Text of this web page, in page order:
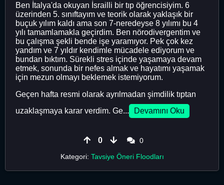
Ben İtalya'da okuyan İsrailli bir tıp öğrencisiyim. 6
üzerinden 5. sınıftayım ve teorik olarak yaklaşık bir
buçuk yılım kaldı ama son 7-neredeyse 8 yılımı bu 4
yılı tamamlamakla geçirdim. Ben nörodivergentim ve
bu çalışma şekli bende işe yaramıyor. Pek çok kez
yandım ve 7 yıldır kendimle mücadele ediyorum ve
bundan bıktım. Sürekli stres içinde yaşamaya devam
etmek, sonunda bir nefes almak ve hayatımı yaşamak
için mezun olmayı beklemek istemiyorum.
Geçen hafta resmi olarak ayrılmadan şimdilik tıptan
uzaklaşmaya karar verdim. Ge...
Devamını Oku
0
0
Kategori: Tavsiye Öneri Floodları